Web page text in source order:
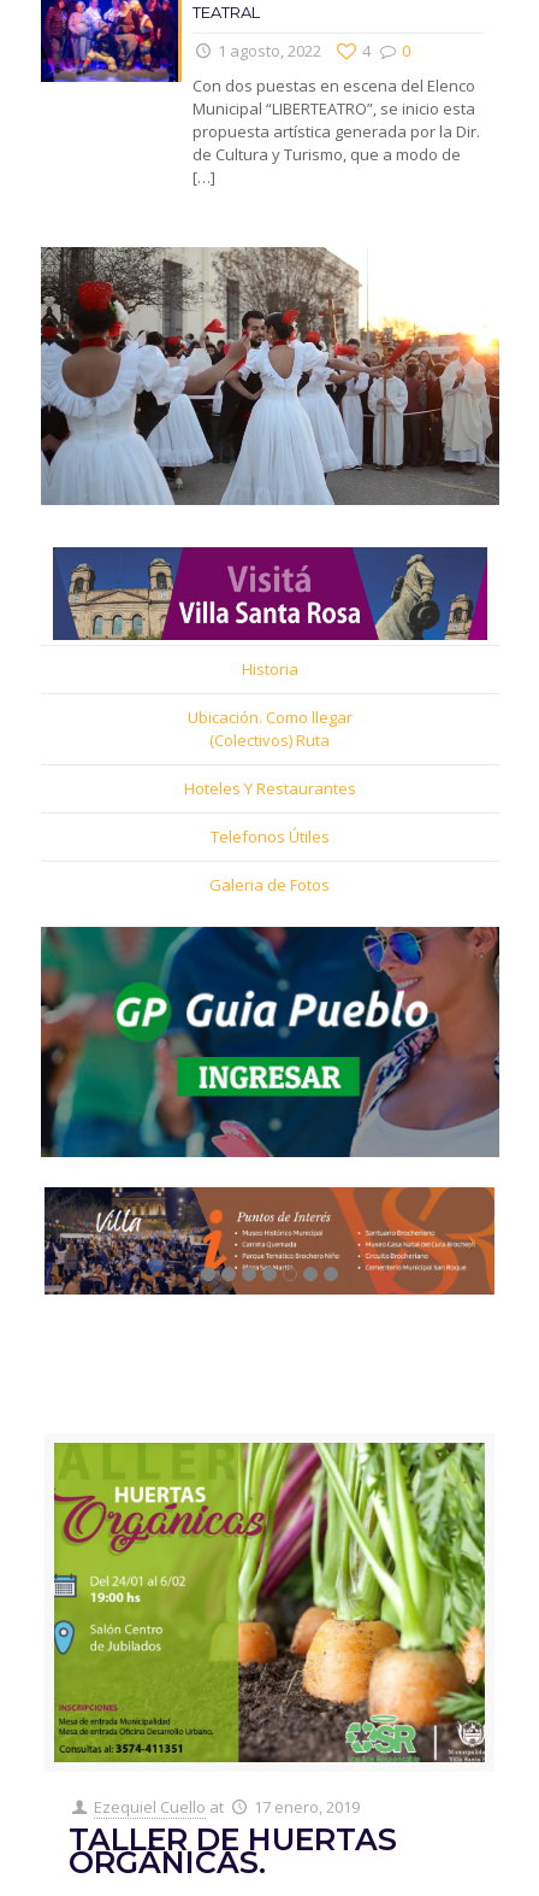
TEATRAL
1 agosto, 2022 0
4
Con dos puestas en escena del Elenco
Municipal “LIBERTEATRO”, se inicio esta
propuesta artística generada por la Dir.
de Cultura y Turismo, que a modo de
[…]
Historia
Ubicación. Como llegar
(Colectivos) Ruta
Hoteles Y Restaurantes
Telefonos Útiles
Galeria de Fotos
Ezequiel Cuello at 17 enero, 2019
TALLER DE HUERTAS
ORGÁNICAS.